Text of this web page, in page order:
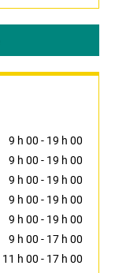
9 h 00 - 19 h 00
9 h 00 - 19 h 00
9 h 00 - 19 h 00
9 h 00 - 19 h 00
9 h 00 - 19 h 00
9 h 00 - 17 h 00
11 h 00 - 17 h 00